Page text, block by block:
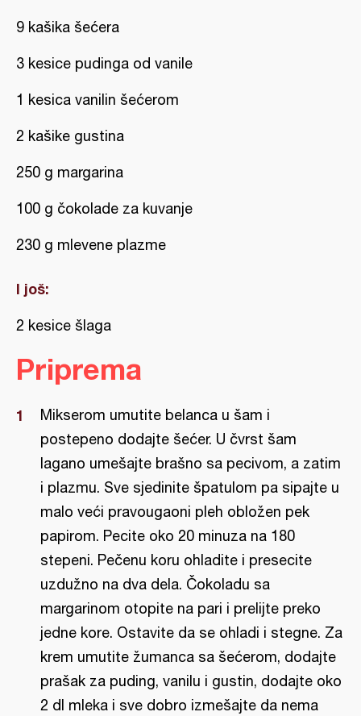
9 kašika šećera
3 kesice pudinga od vanile
1 kesica vanilin šećerom
2 kašike gustina
250 g margarina
100 g čokolade za kuvanje
230 g mlevene plazme
I još:
2 kesice šlaga
Priprema
Mikserom umutite belanca u šam i
postepeno dodajte šećer. U čvrst šam
lagano umešajte brašno sa pecivom, a zatim
i plazmu. Sve sjedinite špatulom pa sipajte u
malo veći pravougaoni pleh obložen pek
papirom. Pecite oko 20 minuza na 180
stepeni. Pečenu koru ohladite i presecite
uzdužno na dva dela. Čokoladu sa
margarinom otopite na pari i prelijte preko
jedne kore. Ostavite da se ohladi i stegne. Za
krem umutite žumanca sa šećerom, dodajte
prašak za puding, vanilu i gustin, dodajte oko
2 dl mleka i sve dobro izmešajte da nema